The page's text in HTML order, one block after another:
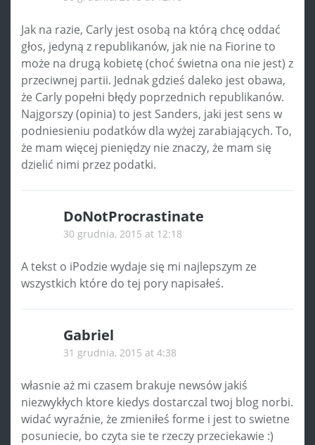
Jak na razie, Carly jest osobą na którą chcę oddać
głos, jedyną z republikanów, jak nie na Fiorine to
może na drugą kobietę (choć świetna ona nie jest) z
przeciwnej partii. Jednak gdzieś daleko jest obawa,
że Carly popełni błędy poprzednich republikanów.
Najgorszy (opinia) to jest Sanders, jaki jest sens w
podniesieniu podatków dla wyżej zarabiających. To,
że mam więcej pieniędzy nie znaczy, że mam się
dzielić nimi przez podatki.
DoNotProcrastinate
30 grudnia, 2015 at 12:18
A tekst o iPodzie wydaje się mi najlepszym ze
wszystkich które do tej pory napisałeś.
Gabriel
31 grudnia, 2015 at 4:38
własnie aż mi czasem brakuje newsów jakiś
niezwykłych ktore kiedys dostarczal twoj blog norbi.
widać wyraźnie, że zmieniłeś forme i jest to swietne
posuniecie, bo czyta sie te rzeczy przeciekawie :)